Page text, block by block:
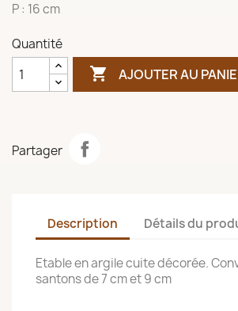
P : 16 cm
Quantité
 AJOUTER AU
Partager
Description Détails du
Etable en argile cuite décorée.
santons de 7 cm et 9 cm